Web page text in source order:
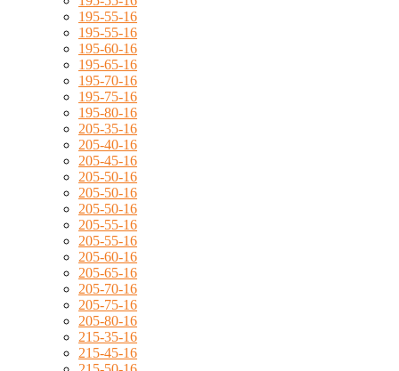
195-55-16
195-55-16
195-60-16
195-65-16
195-70-16
195-75-16
195-80-16
205-35-16
205-40-16
205-45-16
205-50-16
205-50-16
205-50-16
205-55-16
205-55-16
205-60-16
205-65-16
205-70-16
205-75-16
205-80-16
215-35-16
215-45-16